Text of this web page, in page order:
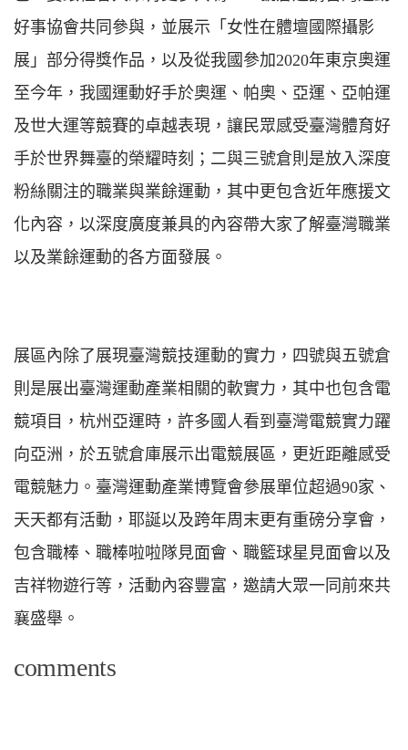
好事協會共同參與，並展示「女性在體壇國際攝影
展」部分得獎作品，以及從我國參加2020年東京奧運
至今年，我國運動好手於奧運、帕奧、亞運、亞帕運
及世大運等競賽的卓越表現，讓民眾感受臺灣體育好
手於世界舞臺的榮耀時刻；二與三號倉則是放入深度
粉絲關注的職業與業餘運動，其中更包含近年應援文
化內容，以深度廣度兼具的內容帶大家了解臺灣職業
以及業餘運動的各方面發展。
展區內除了展現臺灣競技運動的實力，四號與五號倉
則是展出臺灣運動產業相關的軟實力，其中也包含電
競項目，杭州亞運時，許多國人看到臺灣電競實力躍
向亞洲，於五號倉庫展示出電競展區，更近距離感受
電競魅力。臺灣運動產業博覽會參展單位超過90家、
天天都有活動，耶誕以及跨年周末更有重磅分享會，
包含職棒、職棒啦啦隊見面會、職籃球星見面會以及
吉祥物遊行等，活動內容豐富，邀請大眾一同前來共
襄盛舉。
comments